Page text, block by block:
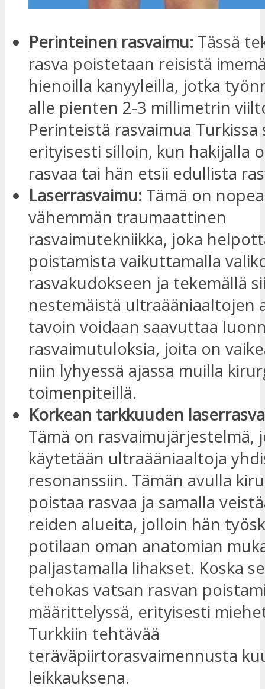
Perinteinen rasvaimu: Tässä
rasva poistetaan reisistä
hienoilla kanyyleilla, jotka
alle pienten 2-3 millimetrin
Perinteistä rasvaimua Turkissa
erityisesti silloin, kun hakijalla
rasvaa tai hän etsii edullista
Laserrasvaimu: Tämä on
vähemmän traumaattinen
rasvaimutekniikka, joka
poistamista vaikuttamalla
rasvakudokseen ja tekemällä
nestemäistä ultraääniaaltojen
tavoin voidaan saavuttaa
rasvaimutuloksia, joita on
niin lyhyessä ajassa muilla
toimenpiteillä.
Korkean tarkkuuden
Tämä on rasvaimujärjestelmä,
käytetään ultraääniaaltoja
resonanssiin. Tämän avulla
poistaa rasvaa ja samalla
reiden alueita, jolloin hän
potilaan oman anatomian
paljastamalla lihakset. Koska
tehokas vatsan rasvan
määrittelyssä, erityisesti
Turkkiin tehtävää
teräväpiirtorasvaimennusta
leikkauksena.